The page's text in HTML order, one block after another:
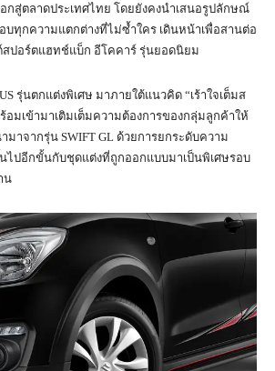
กสู่ตลาดประเทศไทย โดยยังคงนำเสนอรูปลักษณ์
บทุกความแตกต่างที่ไม่ซ้ำใคร เดินหน้าเพื่อสานต่อ
สปอร์ตแฮทช์แบ็ก อีโคคาร์ รุ่นยอดนิยม
รุ่นตกแต่งพิเศษ มาภายใต้แนวคิด “เร้าใจเต็มส
มเข้ามาเติมเต็มความต้องการของกลุ่มลูกค้าให้
าจากรุ่น SWIFT GL ด้วยการยกระดับความ
นไปอีกขั้นกับชุดแต่งที่ถูกออกแบบมาเป็นพิเศษรอบ
น